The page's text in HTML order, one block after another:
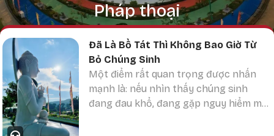
Pháp thoại
Đã Là Bồ Tát Thì Không Bao Giờ Từ
Bỏ Chúng Sinh
Một điểm rất quan trọng được nhấn
mạnh là: nếu nhìn thấy chúng sinh
đang đau khổ, đang gặp nguy hiểm mà